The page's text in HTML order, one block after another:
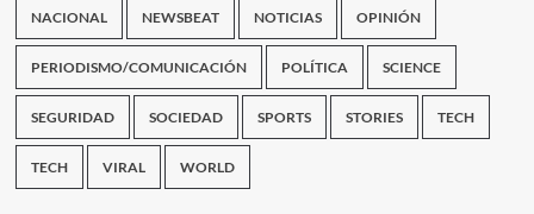
NACIONAL NEWSBEAT NOTICIAS OPINIÓN
PERIODISMO/COMUNICACIÓN POLÍTICA SCIENCE
SEGURIDAD SOCIEDAD SPORTS STORIES TECH
TECH VIRAL WORLD